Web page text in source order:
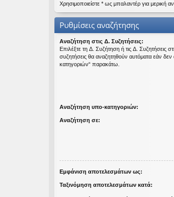
Χρησιμοποιείστε * ως μπαλαντέρ για μερική
Ρυθμίσεις αναζήτησης
Αναζήτηση στις Δ. Συζητήσεις:
Επιλέξτε τη Δ. Συζήτηση ή τις Δ. Συζητήσεις
συζητήσεις θα αναζητηθούν αυτόματα εάν
κατηγοριών“ παρακάτω.
Αναζήτηση υπο-κατηγοριών:
Αναζήτηση σε:
Εμφάνιση αποτελεσμάτων ως:
Ταξινόμηση αποτελεσμάτων κατά: